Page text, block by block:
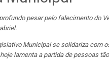
pesar pelo falecimento do
Municipal se solidariza com
lamenta a partida de pessoas